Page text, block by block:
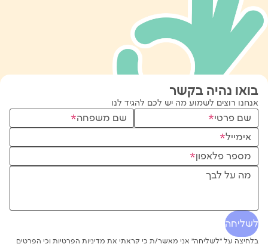
בואו נהיה בקשר
אנחנו רוצים לשמוע מה יש לכם להגיד לנו
שם פרטי* שם משפחה*
אימייל*
מספר פלאפון*
מה על לבך
לשליחה
בלחיצה על ״לשליחה״ אני מאשר/ת כי קראתי את מדיניות הפרטיות וכי הפרטים